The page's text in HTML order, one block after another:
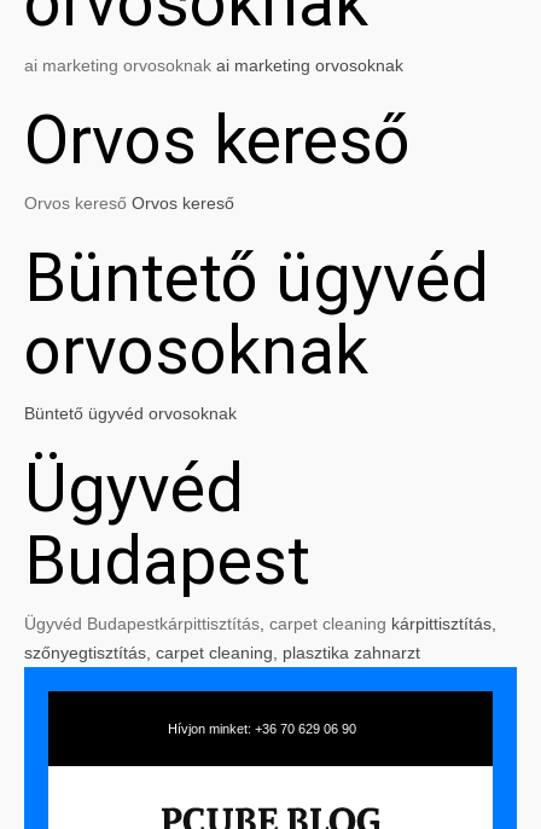
ai marketing orvosoknak ai marketing orvosoknak
Orvos kereső
Orvos kereső Orvos kereső
Büntető ügyvéd
orvosoknak
Büntető ügyvéd orvosoknak
Ügyvéd
Budapest
Ügyvéd Budapestkárpittisztítás carpet cleaning kárpittisztítás,
szőnyegtisztítás, carpet cleaning, plasztika zahnarzt
Hívjon minket: +36 70 629 06 90